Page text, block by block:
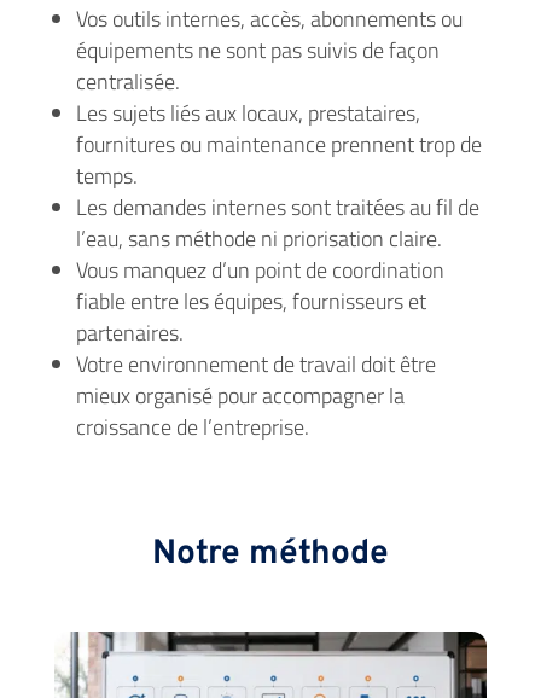
Vos outils internes, accès, abonnements ou
équipements ne sont pas suivis de façon
centralisée.
Les sujets liés aux locaux, prestataires,
fournitures ou maintenance prennent trop de
temps.
Les demandes internes sont traitées au fil de
l’eau, sans méthode ni priorisation claire.
Vous manquez d’un point de coordination
fiable entre les équipes, fournisseurs et
partenaires.
Votre environnement de travail doit être
mieux organisé pour accompagner la
croissance de l’entreprise.
Notre méthode